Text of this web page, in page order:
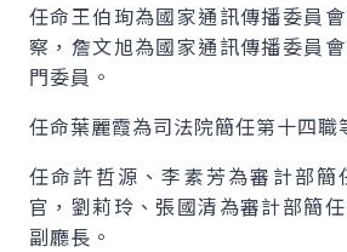
任命王伯珣為國家通訊傳播委員
察，詹文旭為國家通訊傳播委員
門委員。
任命葉麗霞為司法院簡任第十四職
任命許哲源、李素芳為審計部簡
官，劉莉玲、張國清為審計部簡
副廳長。